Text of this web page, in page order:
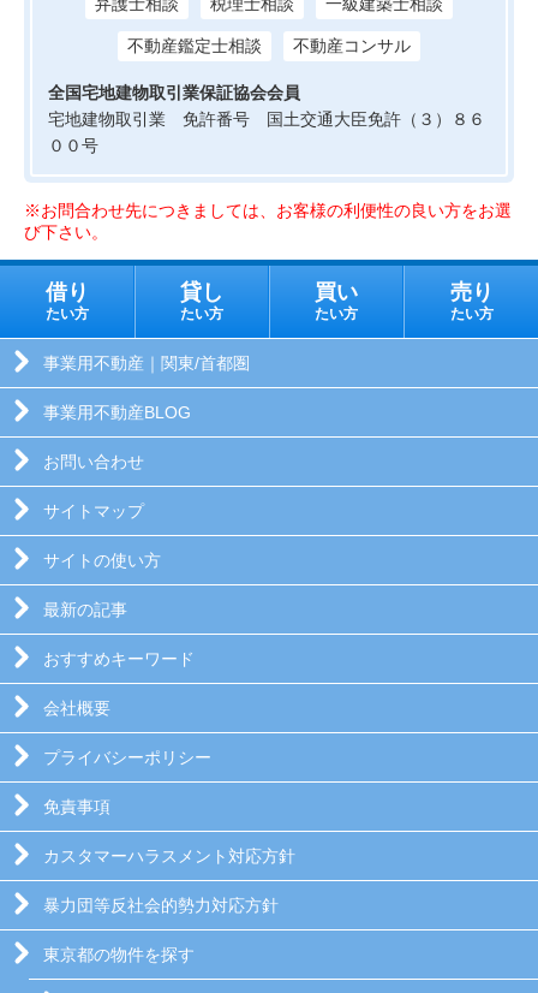
不動産鑑定士相談 不動産コンサル
全国宅地建物取引業保証協会会員
宅地建物取引業 免許番号 国土交通大臣免許（３）８６
００号
※お問合わせ先につきましては、お客様の利便性の良い方をお選
び下さい。
借り
たい方
貸し
たい方
買い
たい方
売り
たい方
事業用不動産｜関東/首都圏
事業用不動産BLOG
お問い合わせ
サイトマップ
サイトの使い方
最新の記事
おすすめキーワード
会社概要
プライバシーポリシー
免責事項
カスタマーハラスメント対応方針
暴力団等反社会的勢力対応方針
東京都の物件を探す